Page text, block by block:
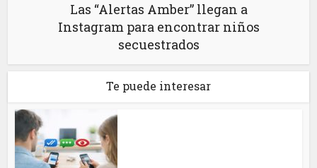
Las “Alertas Amber” llegan a
Instagram para encontrar niños
secuestrados
Te puede interesar